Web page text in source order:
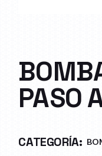
PASO
CATEGORÍA: